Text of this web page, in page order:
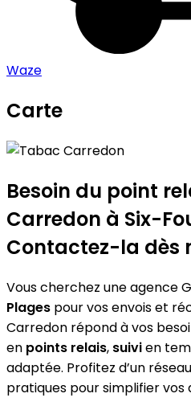
Waze
Carte
+
−
Besoin du point
Carredon à Six-
Contactez-la dès
Vous cherchez une agence
Plages pour vos envois et
Carredon répond à vos
en points relais, suivien
adaptée. Profitez d’un
pratiques pour simplifier vos